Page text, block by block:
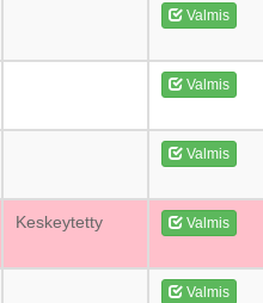
Valmis
Valmis
Valmis
Keskeytetty Valmis
Valmis